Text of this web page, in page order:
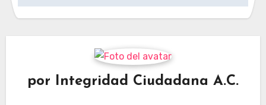
por Integridad Ciudadana A.C.